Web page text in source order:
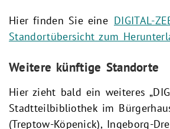
Hier finden Sie eine DIGITAL-
Standortübersicht zum
Weitere künftige Standorte
Hier zieht bald ein weiteres
Stadtteilbibliothek im
(Treptow-Köpenick), Ingeborg-